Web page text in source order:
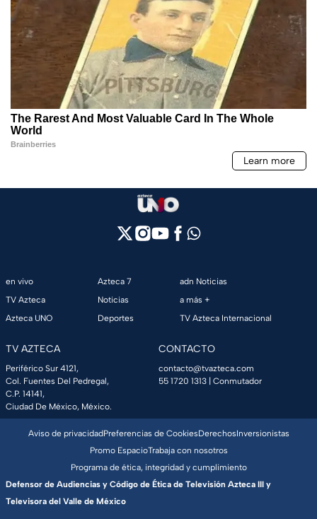
en vivo
TV Azteca
Azteca UNO
Azteca 7
Noticias
Deportes
adn Noticias
a más +
TV Azteca Internacional
TV AZTECA
Periférico Sur 4121,
Col. Fuentes Del Pedregal,
C.P. 14141,
Ciudad De México, México.
CONTACTO
contacto@tvazteca.com
55 1720 1313 | Conmutador
Aviso de privacidadPreferencias de CookiesDerechosInversionistas
Promo EspacioTrabaja con nosotros
Programa de ética, integridad y cumplimiento
Defensor de Audiencias y Código de Ética de Televisión Azteca III y
Televisora del Valle de México